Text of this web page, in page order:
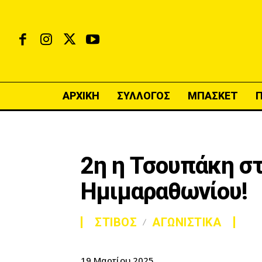
ΑΡΧΙΚΗ ΣΥΛΛΟΓΟΣ ΜΠΑΣΚΕΤ
2η η Τσουπάκη
Ημιμαραθωνίου!
ΣΤΙΒΟΣ ΑΓΩΝΙΣΤΙΚΑ